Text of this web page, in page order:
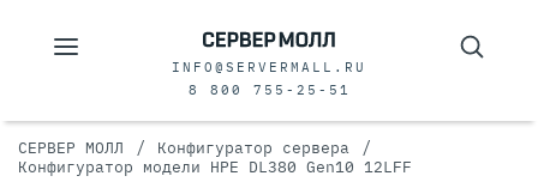
INFO@SERVERMALL.RU
8 800 755-25-51
СЕРВЕР МОЛЛ / Конфигуратор сервера /
Конфигуратор модели HPE DL380 Gen10 12LFF